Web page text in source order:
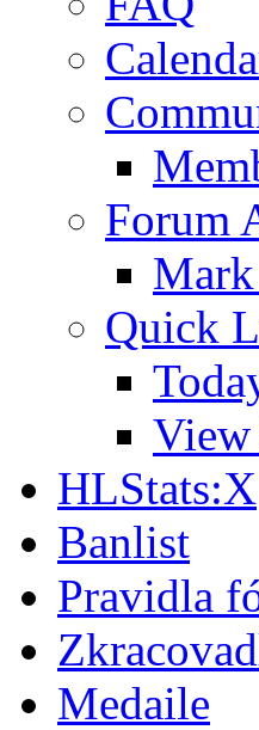
Forum
Mark
Quick
View
HLStats:X
Banlist
Pravidla
Medaile